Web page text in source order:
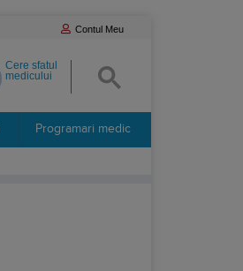
Contul Meu
Cere sfatul
medicului
Programari medic